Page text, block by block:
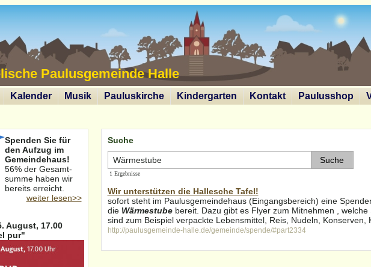
Paulusgemeinde Halle
Kalender Musik Pauluskirche Kindergarten Kontakt Paulusshop
Spenden Sie für
den Aufzug im
Gemeindehaus!
56% der Gesamt-
summe haben wir
bereits erreicht.
weiter lesen>>
August, 17.00
pur"
Suche
1 Ergebnisse
Wir unterstützen die Hallesche Tafel!
sofort steht im Paulusgemeindehaus (Eingangsbereich) eine
die Wärmestubebereit. Dazu gibt es Flyer zum Mitnehmen ,
sind zum Beispiel verpackte Lebensmittel, Reis, Nudeln, Konserven,
http://paulusgemeinde-halle.de/gemeinde/spende/#part2334